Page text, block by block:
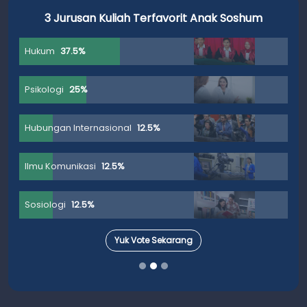
3 Jurusan Kuliah Terfavorit Anak Soshum
Hukum 37.5%
Psikologi 25%
Hubungan Internasional 12.5%
Ilmu Komunikasi 12.5%
Sosiologi 12.5%
Yuk Vote Sekarang